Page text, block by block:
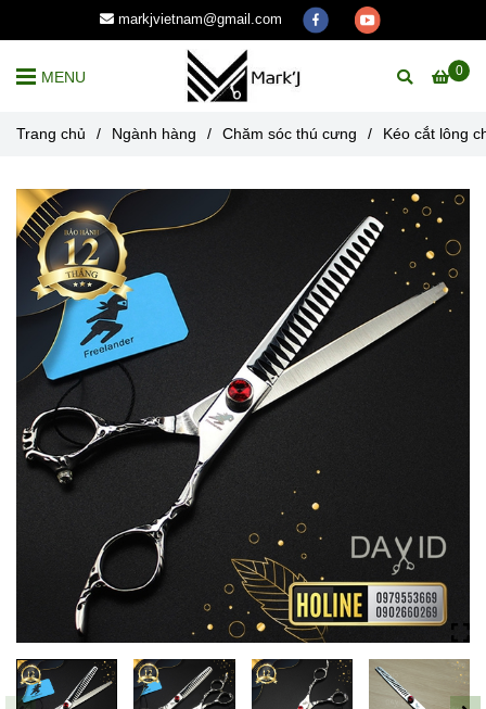
markjvietnam@gmail.com
0
MENU
Trang chủ / Ngành hàng / Chăm sóc thú cưng / Kéo cắt lông